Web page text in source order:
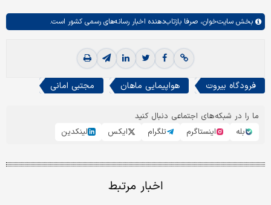
بخش سایت‌خوان، صرفا بازتاب‌دهنده اخبار رسانه‌های رسمی کشور است.
فرودگاه بیروت هواپیمایی ماهان مجتبی امانی
ما را در شبکه‌های اجتماعی دنبال کنید
بله
اینستاگرم تلگرام ایکس لینکدین
اخبار مرتبط